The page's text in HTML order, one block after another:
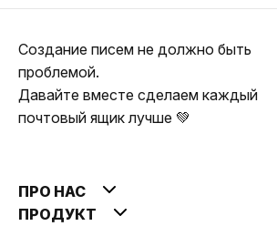
Создание писем не должно быть
проблемой.
Давайте вместе сделаем каждый
почтовый ящик лучше 💚
ПРО НАС
ПРОДУКТ